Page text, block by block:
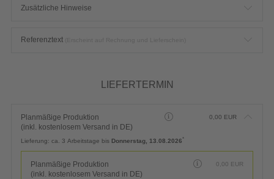
Zusätzliche Hinweise
Referenztext
LIEFERTERMIN
Planmäßige Produktion
(inkl. kostenlosem Versand in DE)
0,00 EUR
Lieferung: ca. 3 Arbeitstage bis Donnerstag, 13.08.2026*
Planmäßige Produktion
(inkl. kostenlosem Versand in DE)
0,00 EUR